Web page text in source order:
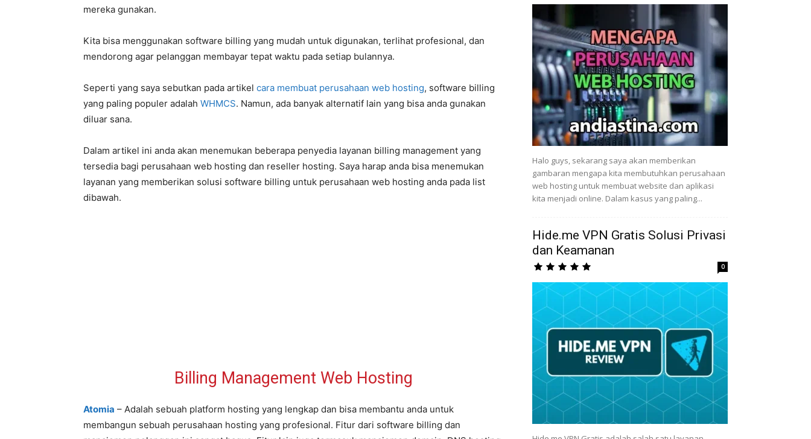
mereka gunakan.
Kita bisa menggunakan software billing yang mudah untuk digunakan, terlihat profesional, dan
mendorong agar pelanggan membayar tepat waktu pada setiap bulannya.
Seperti yang saya sebutkan pada artikel cara membuat perusahaan web hosting, software billing
yang paling populer adalah WHMCS. Namun, ada banyak alternatif lain yang bisa anda gunakan
diluar sana.
Dalam artikel ini anda akan menemukan beberapa penyedia layanan billing management yang
tersedia bagi perusahaan web hosting dan reseller hosting. Saya harap anda bisa menemukan
layanan yang memberikan solusi software billing untuk perusahaan web hosting anda pada list
dibawah.
Billing Management Web Hosting
Atomia – Adalah sebuah platform hosting yang lengkap dan bisa membantu anda untuk
membangun sebuah perusahaan hosting yang profesional. Fitur dari software billing dan
Halo guys, sekarang saya akan memberikan
gambaran mengapa kita membutuhkan perusahaan
web hosting untuk membuat website dan aplikasi
kita menjadi online. Dalam kasus yang paling...
Hide.me VPN Gratis Solusi Privasi
dan Keamanan
0